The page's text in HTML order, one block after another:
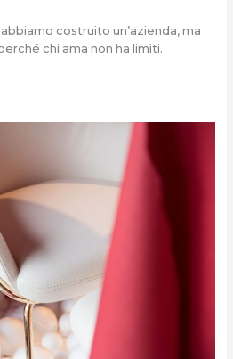
costruito un’azienda, ma
chi ama non ha limiti.